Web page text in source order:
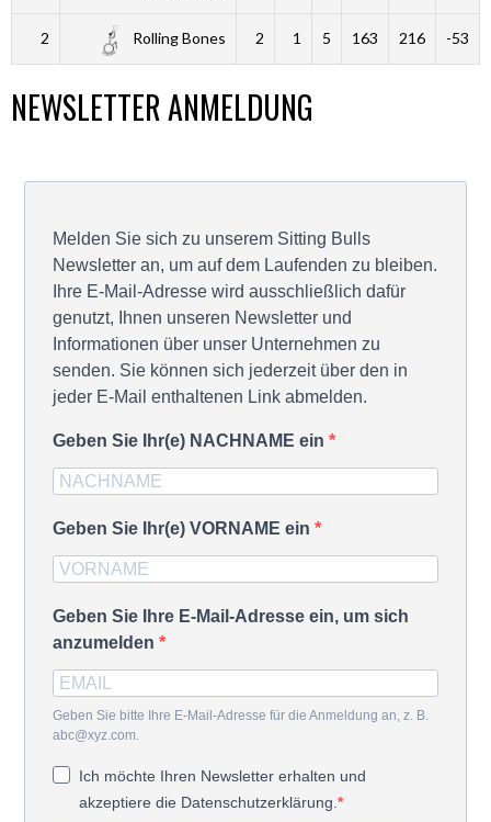
2 Rolling Bones 2 1 5 163 216 -53
NEWSLETTER ANMELDUNG
Melden Sie sich zu unserem Sitting Bulls
Newsletter an, um auf dem Laufenden zu bleiben.
Ihre E-Mail-Adresse wird ausschließlich dafür
genutzt, Ihnen unseren Newsletter und
Informationen über unser Unternehmen zu
senden. Sie können sich jederzeit über den in
jeder E-Mail enthaltenen Link abmelden.
Geben Sie Ihr(e) NACHNAME ein
Geben Sie Ihr(e) VORNAME ein
Geben Sie Ihre E-Mail-Adresse ein, um sich
anzumelden
Geben Sie bitte Ihre E-Mail-Adresse für die Anmeldung an, z. B.
abc@xyz.com.
Ich möchte Ihren Newsletter erhalten und
akzeptiere die Datenschutzerklärung.